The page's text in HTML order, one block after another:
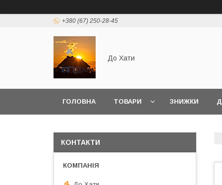
+380 (67) 250-28-45
До Хати
ГОЛОВНА ТОВАРИ ЗНИЖКИ
КОНТАКТИ